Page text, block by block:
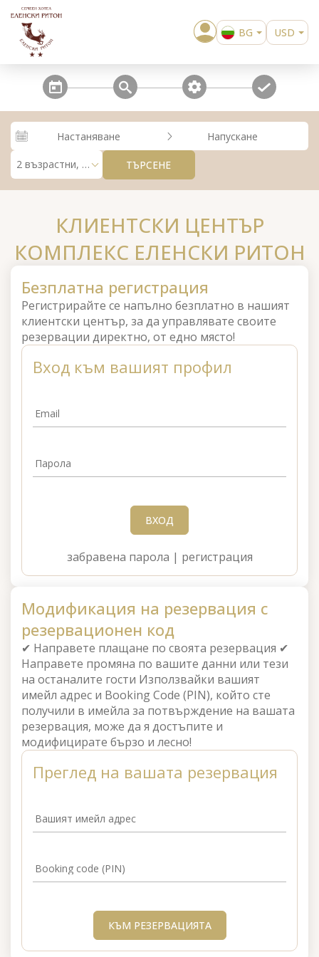
BG
USD
steps_calendar search extra_services confirm
Настаняване Напускане
2 възрастни, 0 деца ТЪРСЕНЕ
КЛИЕНТСКИ ЦЕНТЪР
КОМПЛЕКС ЕЛЕНСКИ РИТОН
Безплатна регистрация
Регистрирайте се напълно безплатно в нашият
клиентски център, за да управлявате своите
резервации директно, от едно място!
Вход към вашият профил
Email
Парола
ВХОД
забравена парола | регистрация
Модификация на резервация с
резервационен код
✔ Направете плащане по своята резервация ✔
Направете промяна по вашите данни или тези
на останалите гости Използвайки вашият
имейл адрес и Booking Code (PIN), който сте
получили в имейла за потвърждение на вашата
резервация, може да я достъпите и
модифицирате бързо и лесно!
Преглед на вашата резервация
Вашият имейл адрес
Booking code (PIN)
КЪМ РЕЗЕРВАЦИЯТА